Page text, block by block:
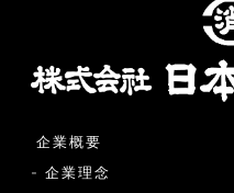
企業概要
- 企業理念